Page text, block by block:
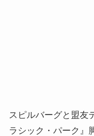
スピルバーグと盟友
ラシック・パーク』